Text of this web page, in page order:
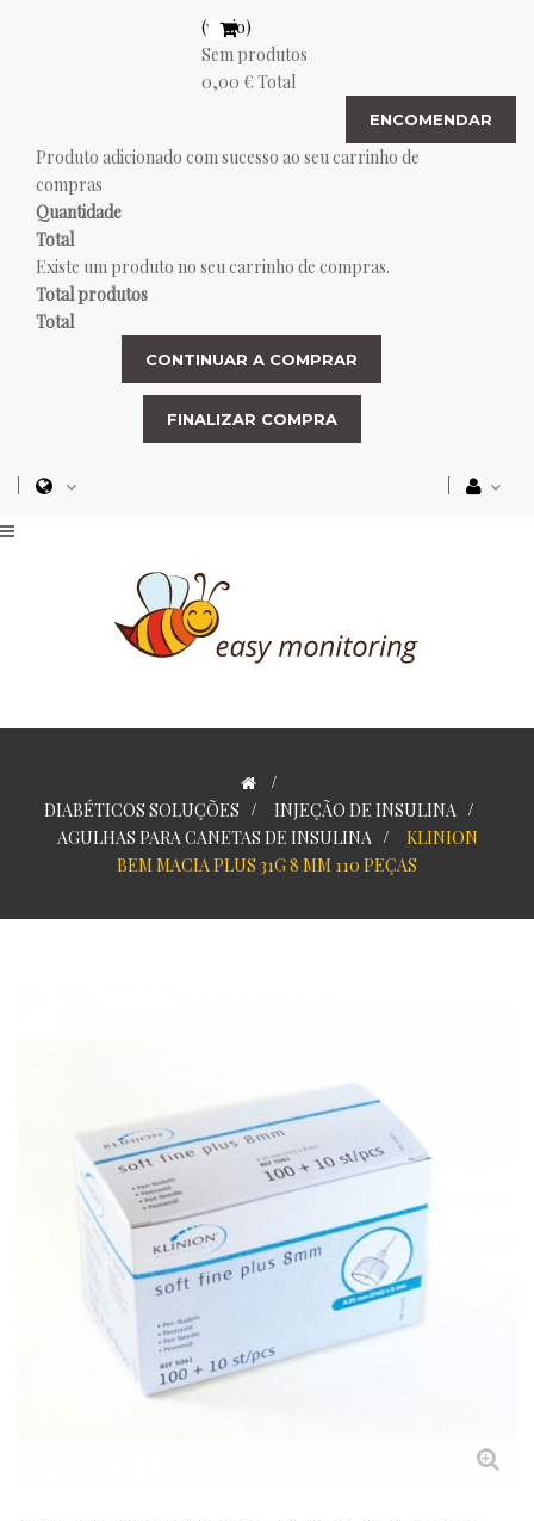
(vazio)
Sem produtos
0,00 € Total
ENCOMENDAR
Produto adicionado com sucesso ao seu carrinho de
compras
Quantidade
Total
Existe um produto no seu carrinho de compras.
Total produtos
Total
CONTINUAR A COMPRAR
FINALIZAR COMPRA
>
DIABÉTICOS SOLUÇÕES > INJEÇÃO DE INSULINA >
AGULHAS PARA CANETAS DE INSULINA >
KLINION
BEM MACIA PLUS 31G 8 MM 110 PEÇAS